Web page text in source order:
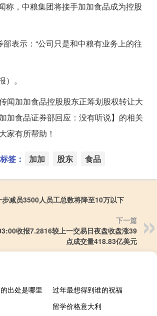
称，中粮集团将接手加加食品成为控股
表示：“公司只是和中粮有业务上的往
。
闻加加食品控股股东正筹划股权转让大
加食品证券部回应：没有听说】的相关
家有所帮助！
签： 加加 股东 食品
减员3500人员工总数将降至10万以下
下一篇
收报7.2816较上一交易日夜盘收盘涨39
点成交量418.83亿美元
出处是哪里
过年最想得到谁的祝福
留学价格意大利